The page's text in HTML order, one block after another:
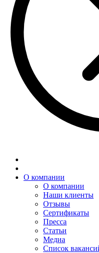
О компании
О компании
Наши клиенты
Отзывы
Сертификаты
Пресса
Статьи
Медиа
Список